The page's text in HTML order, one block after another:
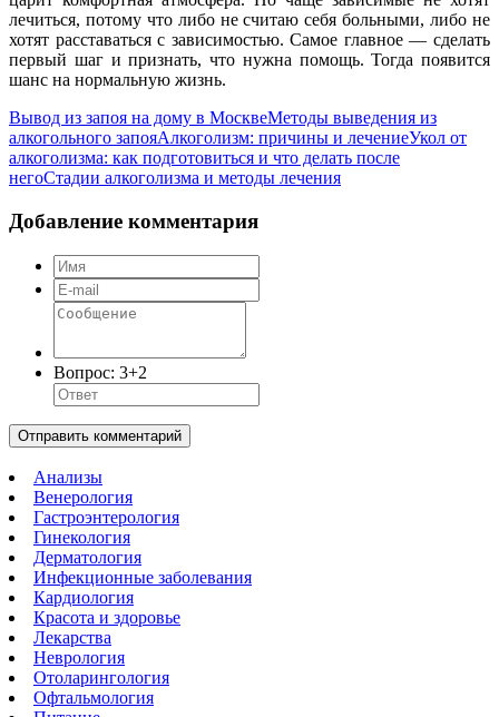
лечиться, потому что либо не считаю себя больными, либо не
хотят расставаться с зависимостью. Самое главное — сделать
первый шаг и признать, что нужна помощь. Тогда появится
шанс на нормальную жизнь.
Вывод из запоя на дому в МосквеМетоды выведения из
алкогольного запояАлкоголизм: причины и лечениеУкол от
алкоголизма: как подготовиться и что делать после
негоСтадии алкоголизма и методы лечения
Добавление комментария
Вопрос: 3+2
Отправить комментарий
Анализы
Венерология
Гастроэнтерология
Гинекология
Дерматология
Инфекционные заболевания
Кардиология
Красота и здоровье
Лекарства
Неврология
Отоларингология
Офтальмология